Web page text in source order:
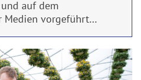
auf dem
Medien vorgeführt…